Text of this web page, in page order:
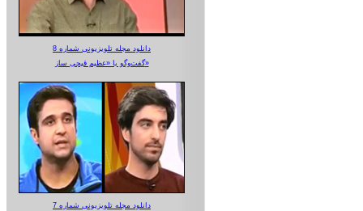
دانلود مجله تلویزیونی شماره 8
گفت‌وگو با «عظیم قیچی ساز»
دانلود مجله تلویزیونی شماره 7